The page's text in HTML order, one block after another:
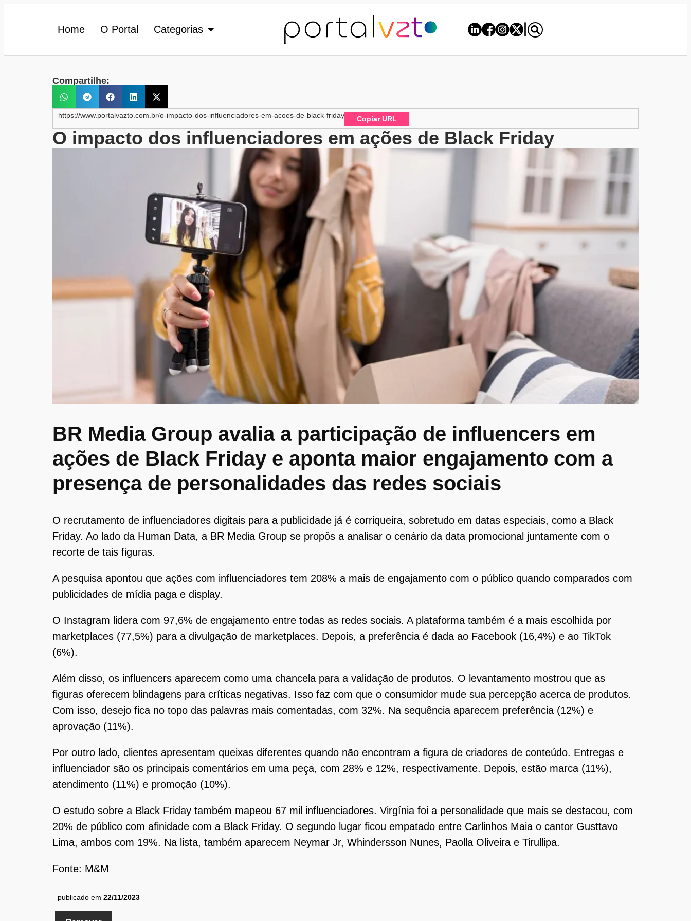
Home O Portal Categorias
Compartilhe:
https://www.portalvazto.com.br/o-impacto-dos-influenciadores-em-acoes-de-black-friday Copiar URL
O impacto dos influenciadores em ações de Black Friday
BR Media Group avalia a participação de influencers em
ações de Black Friday e aponta maior engajamento com a
presença de personalidades das redes sociais
O recrutamento de influenciadores digitais para a publicidade já é corriqueira, sobretudo em datas especiais, como a Black
Friday. Ao lado da Human Data, a BR Media Group se propôs a analisar o cenário da data promocional juntamente com o
recorte de tais figuras.
A pesquisa apontou que ações com influenciadores tem 208% a mais de engajamento com o público quando comparados com
publicidades de mídia paga e display.
O Instagram lidera com 97,6% de engajamento entre todas as redes sociais. A plataforma também é a mais escolhida por
marketplaces (77,5%) para a divulgação de marketplaces. Depois, a preferência é dada ao Facebook (16,4%) e ao TikTok
(6%).
Além disso, os influencers aparecem como uma chancela para a validação de produtos. O levantamento mostrou que as
figuras oferecem blindagens para críticas negativas. Isso faz com que o consumidor mude sua percepção acerca de produtos.
Com isso, desejo fica no topo das palavras mais comentadas, com 32%. Na sequência aparecem preferência (12%) e
aprovação (11%).
Por outro lado, clientes apresentam queixas diferentes quando não encontram a figura de criadores de conteúdo. Entregas e
influenciador são os principais comentários em uma peça, com 28% e 12%, respectivamente. Depois, estão marca (11%),
atendimento (11%) e promoção (10%).
O estudo sobre a Black Friday também mapeou 67 mil influenciadores. Virgínia foi a personalidade que mais se destacou, com
20% de público com afinidade com a Black Friday. O segundo lugar ficou empatado entre Carlinhos Maia o cantor Gusttavo
Lima, ambos com 19%. Na lista, também aparecem Neymar Jr, Whindersson Nunes, Paolla Oliveira e Tirullipa.
Fonte: M&M
publicado em 22/11/2023